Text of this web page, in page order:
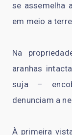
se assemelha
em meio a
Na
aranhas
suja –
denunciam a
À primeira